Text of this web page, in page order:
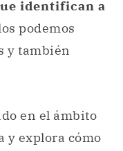
identifican a
podemos
y también
en el ámbito
y explora cómo